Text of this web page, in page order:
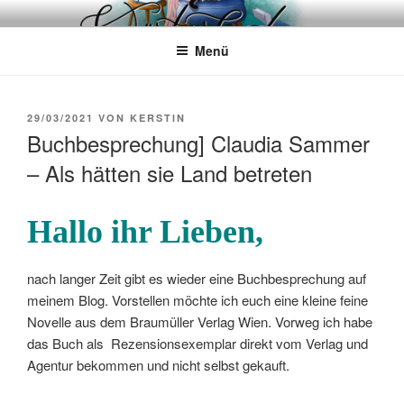
Zum
InhaltWÖRTERKATZE
Von Büchern erzählen
Menü
VERÖFFENTLICHT
29/03/2021 VON KERSTIN
Buchbesprechung] Claudia Sammer
– Als hätten sie Land betreten
Hallo ihr Lieben,
nach langer Zeit gibt es wieder eine Buchbesprechung auf
meinem Blog. Vorstellen möchte ich euch eine kleine feine
Novelle aus dem Braumüller Verlag Wien. Vorweg ich habe
das Buch als Rezensionsexemplar direkt vom Verlag und
Agentur bekommen und nicht selbst gekauft.